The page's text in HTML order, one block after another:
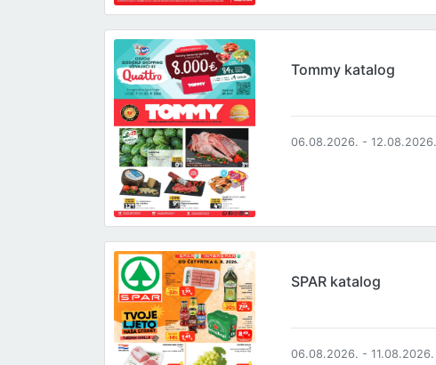
Tommy katalog
06.08.2026. - 12.08.2026.
SPAR katalog
06.08.2026. - 11.08.2026.